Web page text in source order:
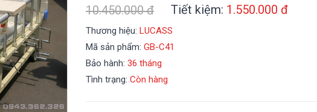
10.450.000 đ Tiết kiệm: 1.550.000 đ
Thương hiệu: LUCASS
Mã sản phẩm: GB-C41
Bảo hành: 36 tháng
Tình trạng: Còn hàng